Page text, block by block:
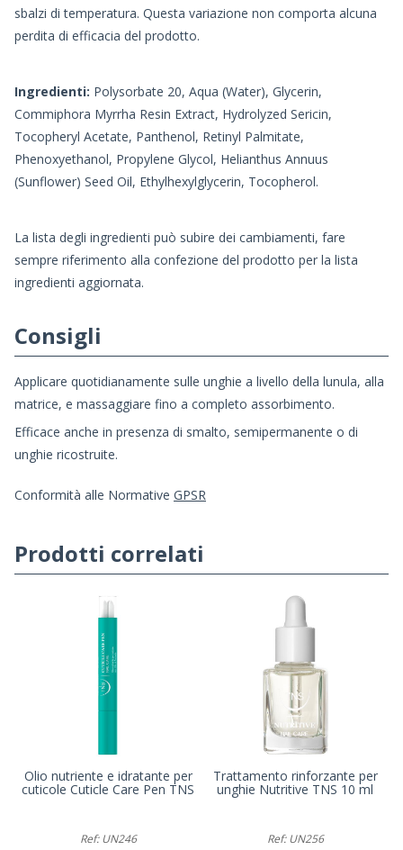
sbalzi di temperatura. Questa variazione non comporta alcuna
perdita di efficacia del prodotto.
Ingredienti: Polysorbate 20, Aqua (Water), Glycerin,
Commiphora Myrrha Resin Extract, Hydrolyzed Sericin,
Tocopheryl Acetate, Panthenol, Retinyl Palmitate,
Phenoxyethanol, Propylene Glycol, Helianthus Annuus
(Sunflower) Seed Oil, Ethylhexylglycerin, Tocopherol.
La lista degli ingredienti può subire dei cambiamenti, fare
sempre riferimento alla confezione del prodotto per la lista
ingredienti aggiornata.
Consigli
Applicare quotidianamente sulle unghie a livello della lunula, alla
matrice, e massaggiare fino a completo assorbimento.
Efficace anche in presenza di smalto, semipermanente o di
unghie ricostruite.
Conformità alle Normative GPSR
Prodotti correlati
Olio nutriente e idratante per
cuticole Cuticle Care Pen TNS
Ref: UN246
Trattamento rinforzante per
unghie Nutritive TNS 10 ml
Ref: UN256